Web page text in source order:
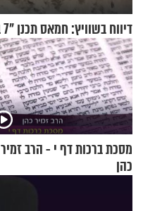
דיווח בשוויץ: חמאס תכנן "7 באוקטובר שני" באירופה
מסכת ברכות דף י - הרב זמיר
כהן